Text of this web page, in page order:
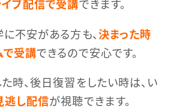
ブ配信で受講できます。
不安がある方も、決まった時
で受講できるので安心です。
時、後日復習をしたい時は、い
逃し配信が視聴できます。